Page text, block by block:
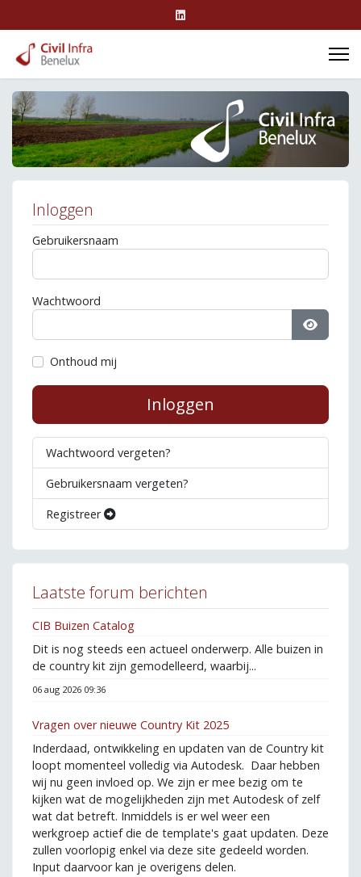
Inloggen
Gebruikersnaam
Wachtwoord
Toon
Onthoud mij
Inloggen
Wachtwoord vergeten?
Gebruikersnaam vergeten?
Registreer
Laatste forum berichten
CIB Buizen Catalog
Dit is nog steeds een actueel onderwerp. Alle buizen in
de country kit zijn gemodelleerd, waarbij...
06 aug 2026 09:36
Vragen over nieuwe Country Kit 2025
Inderdaad, ontwikkeling en updaten van de Country kit
loopt momenteel volledig via Autodesk. Daar hebben
wij nu geen invloed op. We zijn er mee bezig om te
kijken wat de mogelijkheden zijn met Autodesk of zelf
wat dat betreft. Inmiddels is er wel weer een
werkgroep actief die de template's gaat updaten. Deze
zullen voorlopig enkel via deze site gedeeld worden.
Input daarvoor kan je overigens delen.